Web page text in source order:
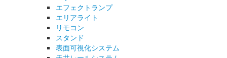
エフェクトランプ
エリアライト
リモコン
スタンド
表面可視化システム